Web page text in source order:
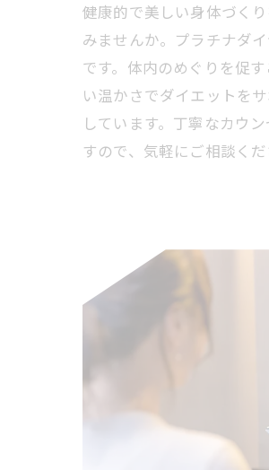
健康的で美しい身体づく
みませんか。プラチナダ
です。体内のめぐりを促
い温かさでダイエットを
しています。丁寧なカウ
すので、気軽にご相談くだ